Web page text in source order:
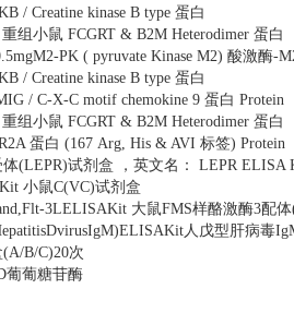
/ Creatine kinase B type 蛋白
重组小鼠 FCGRT & B2M Heterodimer 蛋白
PK ( pyruvate Kinase M2) 酸激酶-
/ Creatine kinase B type 蛋白
/ C-X-C motif chemokine 9 蛋白 Protein
重组小鼠 FCGRT & B2M Heterodimer 蛋白
蛋白 (167 Arg, His & AVI 标签) Protein
体(LEPR)试剂盒 ，英文名：
LEPR ELISA
小鼠C(VC)试剂盒
3LELISAKit 大鼠FMS样酪激酶3配体
人戊型肝病毒
(A/B/C)20次
葡葡糖苷酶